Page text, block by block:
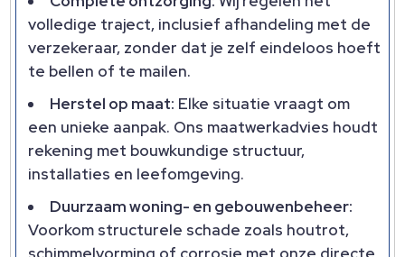
volledige traject, inclusief afhandeling met de
verzekeraar, zonder dat je zelf eindeloos hoeft
te bellen of te mailen.
Herstel op maat: Elke situatie vraagt om
een unieke aanpak. Ons maatwerkadvies houdt
rekening met bouwkundige structuur,
installaties en leefomgeving.
Duurzaam woning- en gebouwenbeheer:
Voorkom structurele schade zoals houtrot,